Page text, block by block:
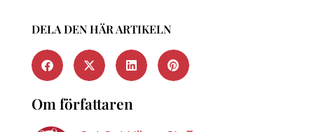
DELA DEN HÄR ARTIKELN
Om författaren